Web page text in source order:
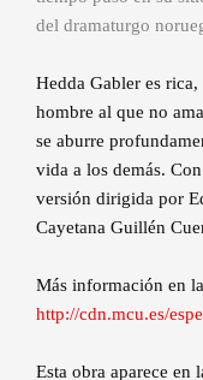
del dramaturgo
Hedda Gabler es
hombre al que no
se aburre
vida a los demás.
versión dirigida por
Cayetana Guillén
Más información en
http://cdn.mcu.es/
Esta obra aparece en